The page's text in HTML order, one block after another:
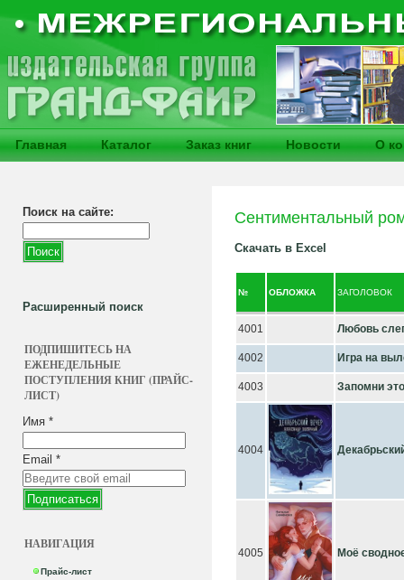
Главная Каталог Заказ книг Новости О
Поиск на сайте:
Расширенный поиск
ПОДПИШИТЕСЬ НА
ЕЖЕНЕДЕЛЬНЫЕ
ПОСТУПЛЕНИЯ КНИГ (ПРАЙС-
ЛИСТ)
Имя *
Email *
НАВИГАЦИЯ
Прайс-лист
Сентиментальный
Скачать в Excel
№ ОБЛОЖКА ЗАГОЛОВОК
4001 Любовь
4002 Игра на
4003 Запомни
4004
4005 Моё